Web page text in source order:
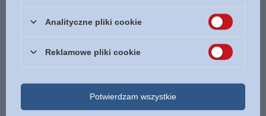
Zamówienia
Śledzenie przesyłki
Analityczne pliki cookie
Reklamowe pliki cookie
Potwierdzam wszystkie